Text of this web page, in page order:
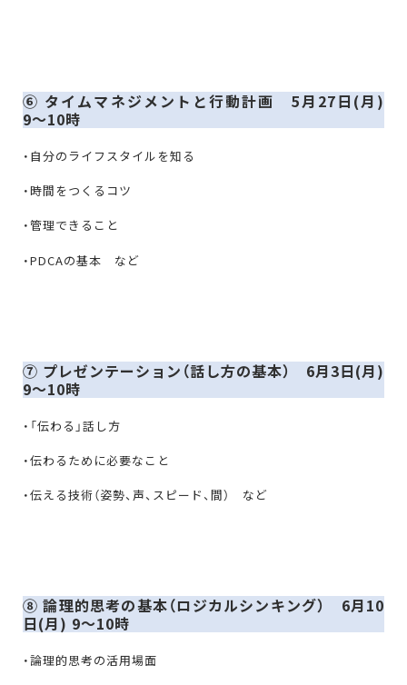
⑥ タイムマネジメントと行動計画 5月27日(月)
9〜10時
・自分のライフスタイルを知る
・時間をつくるコツ
・管理できること
・PDCAの基本 など
⑦ プレゼンテーション（話し方の基本） 6月3日(月)
9〜10時
・「伝わる」話し方
・伝わるために必要なこと
・伝える技術（姿勢、声、スピード、間） など
⑧ 論理的思考の基本（ロジカルシンキング） 6月10
日(月) 9〜10時
・論理的思考の活用場面